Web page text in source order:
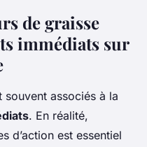
de graisse
immédiats sur
souvent associés à la
. En réalité,
d’action est essentiel